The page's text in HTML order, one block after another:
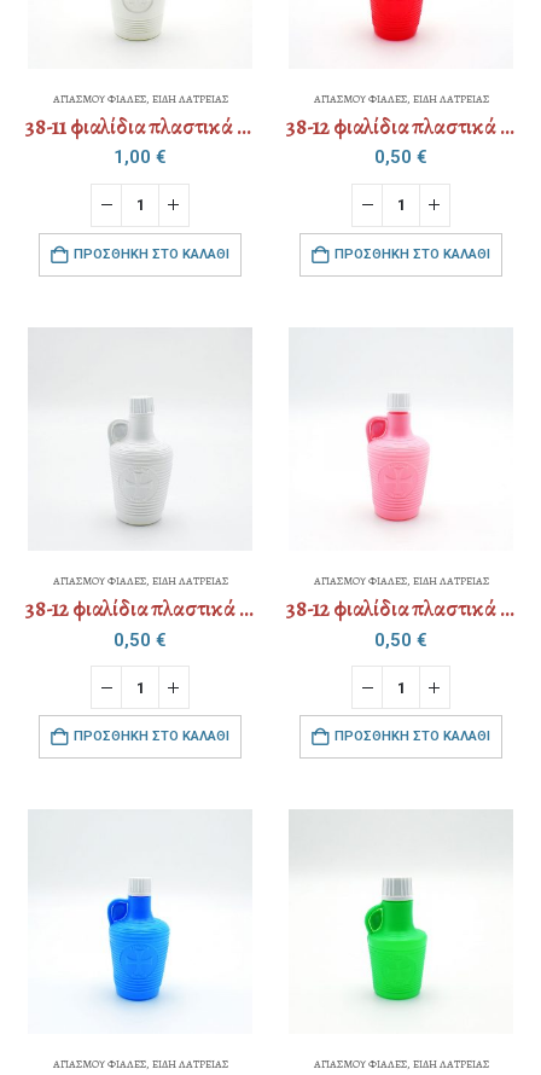
ΑΓΙΑΣΜΟΥ ΦΙΑΛΕΣ, ΕΙΔΗ ΛΑΤΡΕΙΑΣ
38-11 φιαλίδια πλαστικά γίγας
1,00 €
ΠΡΟΣΘΉΚΗ ΣΤΟ ΚΑΛΆΘΙ
ΑΓΙΑΣΜΟΥ ΦΙΑΛΕΣ, ΕΙΔΗ ΛΑΤΡΕΙΑΣ
38-12 φιαλίδια πλαστικά 140ml
0,50 €
ΠΡΟΣΘΉΚΗ ΣΤΟ ΚΑΛΆΘΙ
ΑΓΙΑΣΜΟΥ ΦΙΑΛΕΣ, ΕΙΔΗ ΛΑΤΡΕΙΑΣ
38-12 φιαλίδια πλαστικά 140ml
0,50 €
ΠΡΟΣΘΉΚΗ ΣΤΟ ΚΑΛΆΘΙ
ΑΓΙΑΣΜΟΥ ΦΙΑΛΕΣ, ΕΙΔΗ ΛΑΤΡΕΙΑΣ
38-12 φιαλίδια πλαστικά 140ml
0,50 €
ΠΡΟΣΘΉΚΗ ΣΤΟ ΚΑΛΆΘΙ
ΑΓΙΑΣΜΟΥ ΦΙΑΛΕΣ, ΕΙΔΗ ΛΑΤΡΕΙΑΣ ΑΓΙΑΣΜΟΥ ΦΙΑΛΕΣ, ΕΙΔΗ ΛΑΤΡΕΙΑΣ